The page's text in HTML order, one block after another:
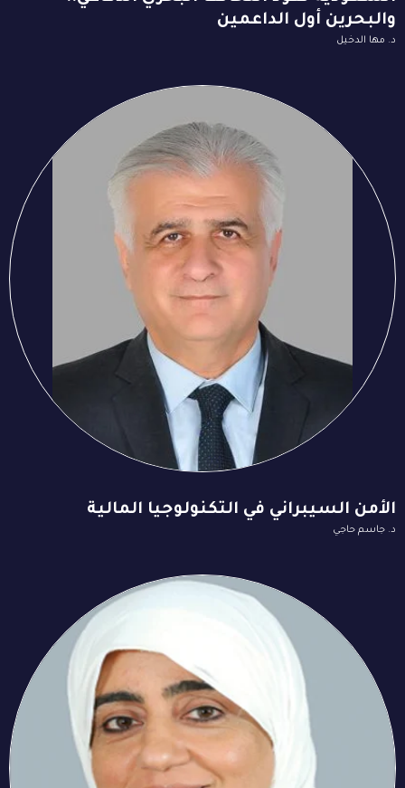
والبحرين أول الداعمين
د. مها الدخيل
الأمن السيبراني في التكنولوجيا المالية
د. جاسم حاجي